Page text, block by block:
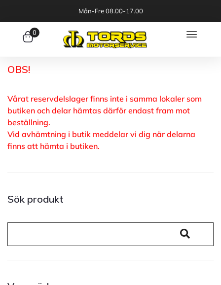
Mån-Fre 08.00-17.00
0
OBS!
Vårat reservdelslager finns inte i samma lokaler som
butiken och delar hämtas därför endast fram mot
beställning.
Vid avhämtning i butik meddelar vi dig när delarna
finns att hämta i butiken.
Sök produkt